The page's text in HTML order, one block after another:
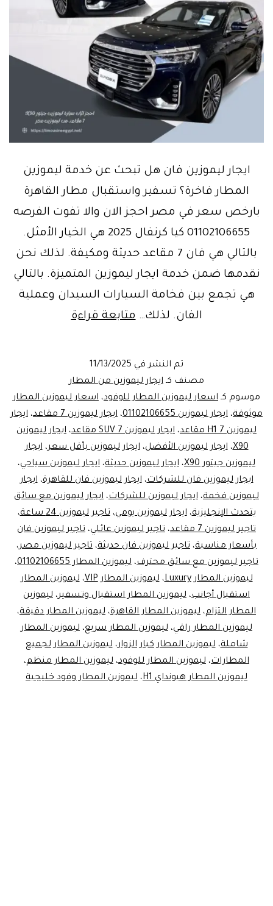
ايجار ليموزين فان هل تبحث عن خدمة ليموزين
المطار فاخرة؟ تسفير واستقبال مطار القاهرة
بارخص سعر في مصر احجز الان والا تفوت الفرصه
01102106655 كيا كرنفال 2025 هي الخيار الأمثل.
بالتالي هي فان 7 مقاعد حديثة ومكيفة. لذلك نحن
نقدمها ضمن خدمة ايجار ليموزين المتميزة. بالتالي
هي تجمع بين فخامة السيارات السيدان وعملية
الفان. لذلك…متابعة قراءةاسعار
الأفضل
في
مصر:
الآن
ايجار
ليموزين
فان
7
مقاعد
للـ
Luxury!
تم النشر في 11/13/2025
مصنف كـ ايجار ليموزين من المطار
موسوم كـ اسعار ليموزين المطار للوفود، اسعار ليموزين المطار
موثوقة، ايجار ليموزين 01102106655 ، ايجار ليموزين 7 مقاعد ، ايجار
ليموزين H1 7 مقاعد
، ايجار ليموزين SUV 7 مقاعد ، ايجار ليموزين
X90،ايجار ليموزين الأفضل،ايجار ليموزين بأقل سعر،ايجار
ليموزين جيتور X90
، ايجار ليموزين حديثة، ايجار ليموزين سياحي،
ايجار ليموزين فان للشركات،ايجار ليموزين فان للقاهرة،ايجار
ليموزين فخمة، ايجار ليموزين للشركات، ايجار ليموزين مع سائق
يتحدث الإنجليزية،ايجار ليموزين يومي،تاجير ليموزين 24 ساعة
،
تاجير ليموزين 7 مقاعد
، تاجير ليموزين عائلي، تاجير ليموزين فان
بأسعار مناسبة، تاجير ليموزين فان حديثة، تاجير ليموزين مصر،
تاجير ليموزين مع سائق محترف، ليموزين المطار 01102106655
،
ليموزين المطار Luxury
،ليموزين المطار VIP ،ليموزين المطار
استقبال أجانب، ليموزين المطار استقبال وتسفير، ليموزين
المطار التزام، ليموزين المطار القاهرة، ليموزين المطار دقيقة،
ليموزين المطار راقي، ليموزين المطار سريع، ليموزين المطار
شاملة،ليموزين المطار كبار الزوار،ليموزين المطار لجميع
المطارات، ليموزين المطار للوفود، ليموزين المطار منظم،
ليموزين المطار هيونداي H1
، ليموزين المطار وفود خليجية